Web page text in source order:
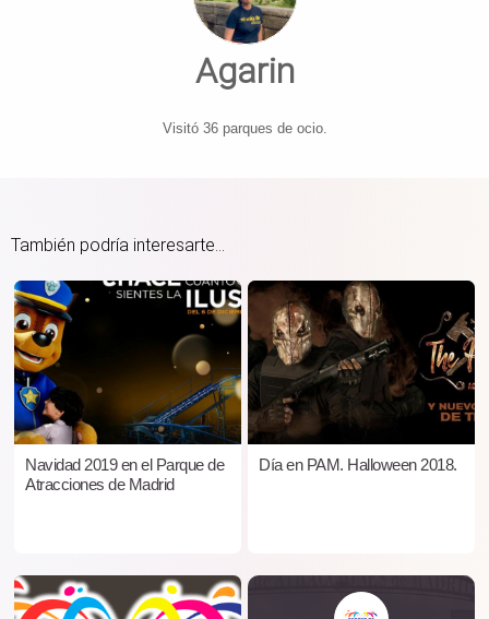
Agarin
Visitó 36 parques de ocio.
También podría interesarte...
Navidad 2019 en el Parque de
Atracciones de Madrid
Día en PAM. Halloween 2018.